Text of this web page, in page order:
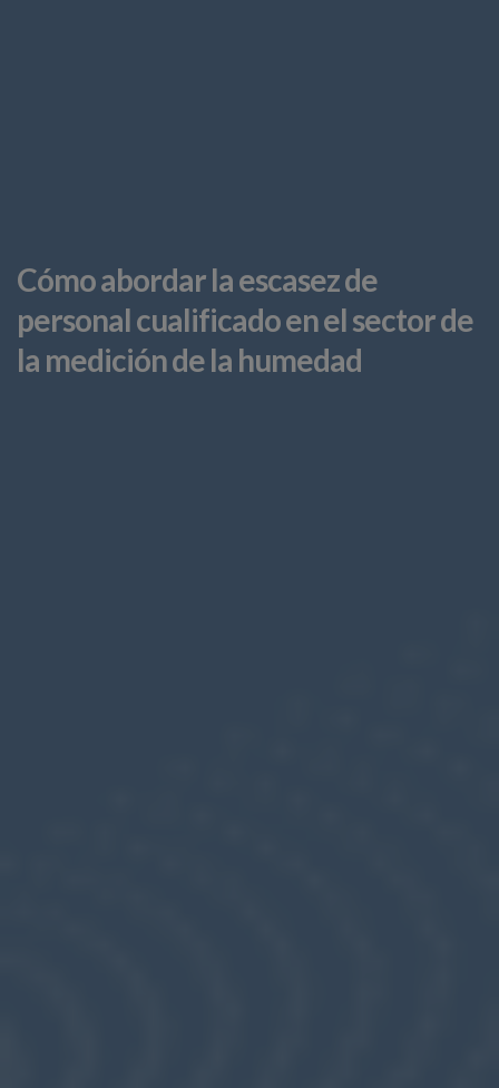
Cómo abordar la escasez de
personal cualificado en el sector de
la medición de la humedad